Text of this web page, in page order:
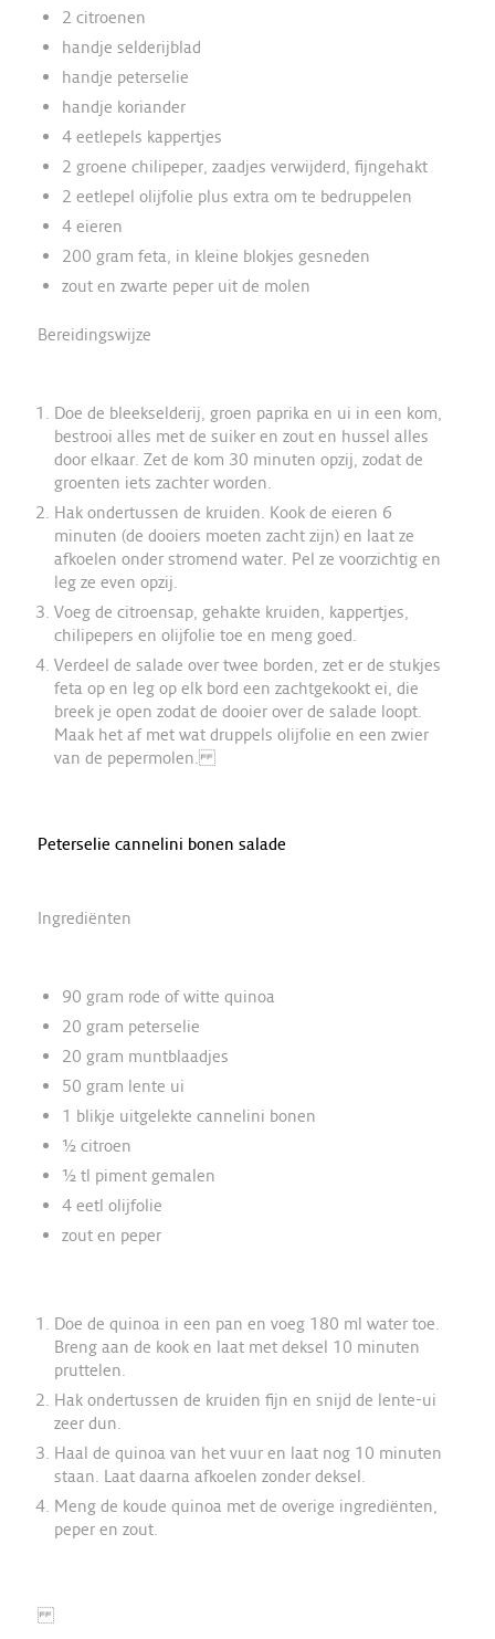
2 citroenen
handje selderijblad
handje peterselie
handje koriander
4 eetlepels kappertjes
2 groene chilipeper, zaadjes verwijderd, fijngehakt
2 eetlepel olijfolie plus extra om te bedruppelen
4 eieren
200 gram feta, in kleine blokjes gesneden
zout en zwarte peper uit de molen
Bereidingswijze
Doe de bleekselderij, groen paprika en ui in een kom,
bestrooi alles met de suiker en zout en hussel alles
door elkaar. Zet de kom 30 minuten opzij, zodat de
groenten iets zachter worden.
Hak ondertussen de kruiden. Kook de eieren 6
minuten (de dooiers moeten zacht zijn) en laat ze
afkoelen onder stromend water. Pel ze voorzichtig en
leg ze even opzij.
Voeg de citroensap, gehakte kruiden, kappertjes,
chilipepers en olijfolie toe en meng goed.
Verdeel de salade over twee borden, zet er de stukjes
feta op en leg op elk bord een zachtgekookt ei, die
breek je open zodat de dooier over de salade loopt.
Maak het af met wat druppels olijfolie en een zwier
van de pepermolen.
Peterselie cannelini bonen salade
Ingrediënten
90 gram rode of witte quinoa
20 gram peterselie
20 gram muntblaadjes
50 gram lente ui
1 blikje uitgelekte cannelini bonen
½ citroen
½ tl piment gemalen
4 eetl olijfolie
zout en peper
Doe de quinoa in een pan en voeg 180 ml water toe.
Breng aan de kook en laat met deksel 10 minuten
pruttelen.
Hak ondertussen de kruiden fijn en snijd de lente-ui
zeer dun.
Haal de quinoa van het vuur en laat nog 10 minuten
staan. Laat daarna afkoelen zonder deksel.
Meng de koude quinoa met de overige ingrediënten,
peper en zout.